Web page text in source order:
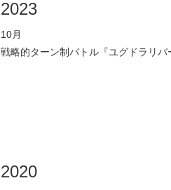
2023
10月
戦略的ターン制バトル『ユグドラリ
2020